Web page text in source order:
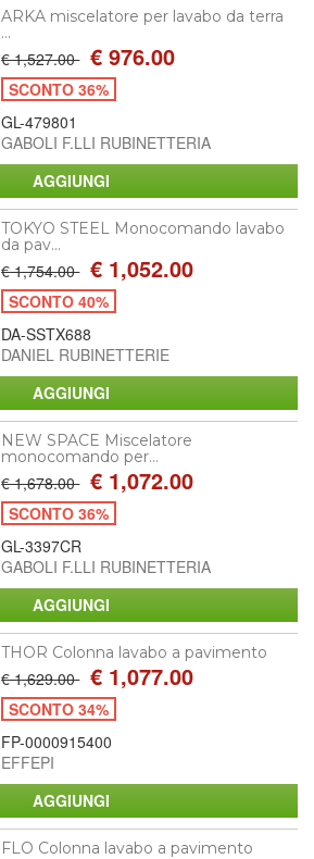
ARKA miscelatore per lavabo da terra
...
€ 1,527.00 € 976.00
SCONTO 36%
GL-479801
GABOLI F.LLI RUBINETTERIA
TOKYO STEEL Monocomando lavabo
da pav...
€ 1,754.00 € 1,052.00
SCONTO 40%
DA-SSTX688
DANIEL RUBINETTERIE
NEW SPACE Miscelatore
monocomando per...
€ 1,678.00 € 1,072.00
SCONTO 36%
GL-3397CR
GABOLI F.LLI RUBINETTERIA
THOR Colonna lavabo a pavimento
€ 1,629.00 € 1,077.00
SCONTO 34%
FP-0000915400
EFFEPI
FLO Colonna lavabo a pavimento